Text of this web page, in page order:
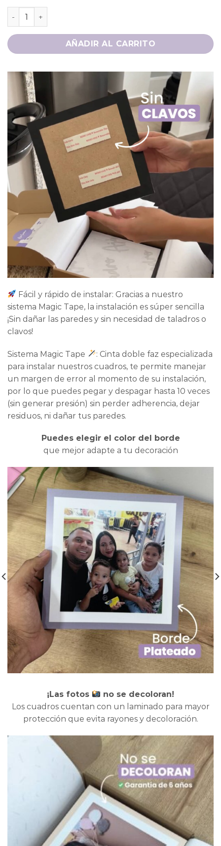
AÑADIR AL CARRITO
Fácil y rápido de instalar: Gracias a nuestro
sistema Magic Tape, la instalación es súper sencilla
¡Sin dañar las paredes y sin necesidad de taladros o
clavos!
Sistema Magic Tape
: Cinta doble faz especializada
para instalar nuestros cuadros, te permite manejar
un margen de error al momento de su instalación,
por lo que puedes pegar y despagar hasta 10 veces
(sin generar presión) sin perder adherencia, dejar
residuos, ni dañar tus paredes.
Puedes elegir el color del borde
que mejor adapte a tu decoración
¡Las fotos
no se decoloran!
Los cuadros cuentan con un laminado para mayor
protección que evita rayones y decoloración.